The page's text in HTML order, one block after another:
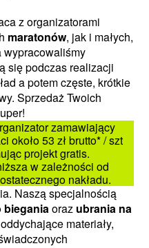
z organizatorami
maratonów, jak i małych,
wypracowaliśmy
się podczas realizacji
a potem częste, krótkie
Sprzedaż Twoich
zamawiający
około 53 zł brutto* / szt
projekt gratis.
w zależności od
nakładu.
Naszą specjalnością
bieganiaoraz ubrania na
materiały,